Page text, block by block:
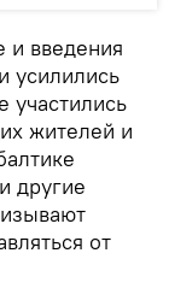
и введения
усилились
участились
жителей и
другие
от